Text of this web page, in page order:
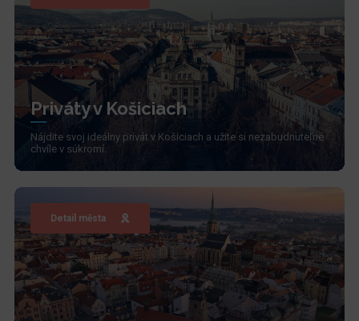
Priváty v Košiciach
Nájdite svoj ideálny privát v Košiciach a užite si nezabudnuteľné
chvíle v súkromí.
Detail města